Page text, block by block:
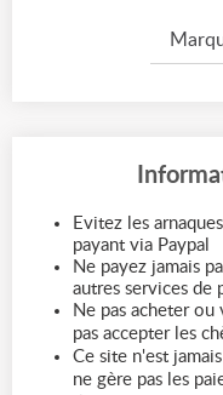
Evitez les
payant via Paypal
Ne payez jamais
autres services de
Ne pas acheter
pas accepter les
Ce site n'est
ne gère pas les